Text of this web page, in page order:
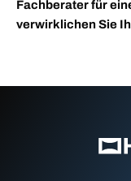
Fachberater für
verwirklichen Sie